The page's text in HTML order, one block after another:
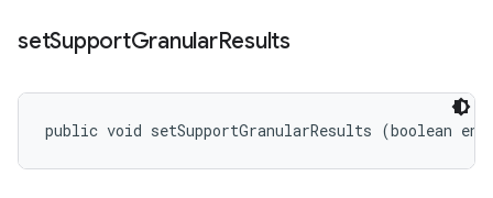
setSupportGranularResults
public void setSupportGranularResults (boolean